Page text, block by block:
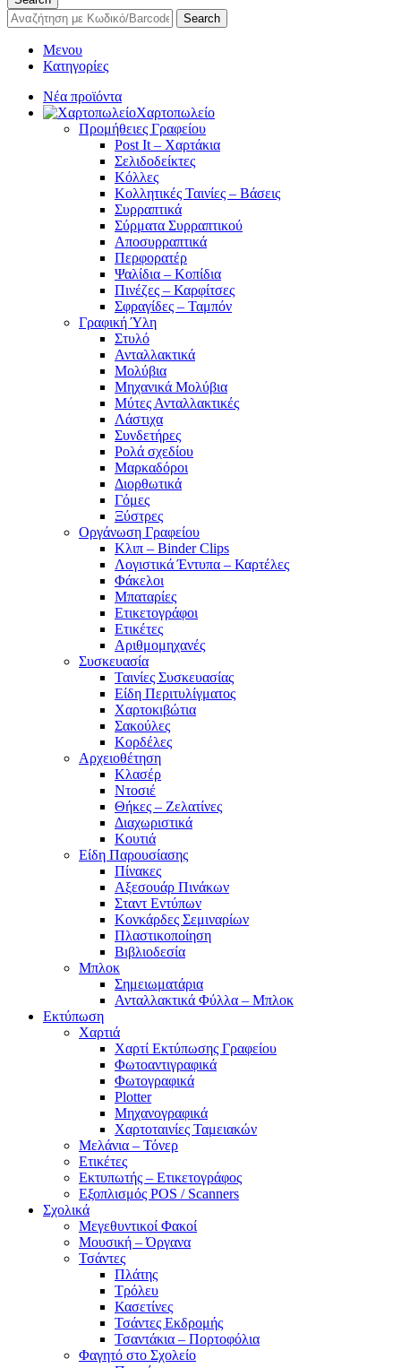
Search
Μενου
Κατηγορίες
Νέα προϊόντα
Χαρτοπωλείο
Προμήθειες Γραφείου
Post It – Χαρτάκια
Σελιδοδείκτες
Κόλλες
Κολλητικές Ταινίες – Βάσεις
Συρραπτικά
Σύρματα Συρραπτικού
Αποσυρραπτικά
Περφορατέρ
Ψαλίδια – Κοπίδια
Πινέζες – Καρφίτσες
Σφραγίδες – Ταμπόν
Γραφική Ύλη
Στυλό
Ανταλλακτικά
Μολύβια
Μηχανικά Μολύβια
Μύτες Ανταλλακτικές
Λάστιχα
Συνδετήρες
Ρολά σχεδίου
Μαρκαδόροι
Διορθωτικά
Γόμες
Ξύστρες
Οργάνωση Γραφείου
Κλιπ – Binder Clips
Λογιστικά Έντυπα – Καρτέλες
Φάκελοι
Μπαταρίες
Ετικετογράφοι
Ετικέτες
Αριθμομηχανές
Συσκευασία
Ταινίες Συσκευασίας
Είδη Περιτυλίγματος
Χαρτοκιβώτια
Σακούλες
Κορδέλες
Αρχειοθέτηση
Κλασέρ
Ντοσιέ
Θήκες – Ζελατίνες
Διαχωριστικά
Κουτιά
Είδη Παρουσίασης
Πίνακες
Αξεσουάρ Πινάκων
Σταντ Εντύπων
Κονκάρδες Σεμιναρίων
Πλαστικοποίηση
Βιβλιοδεσία
Μπλοκ
Σημειωματάρια
Ανταλλακτικά Φύλλα – Μπλοκ
Εκτύπωση
Χαρτιά
Χαρτί Εκτύπωσης Γραφείου
Φωτοαντιγραφικά
Φωτογραφικά
Plotter
Μηχανογραφικά
Χαρτοταινίες Ταμειακών
Μελάνια – Τόνερ
Ετικέτες
Εκτυπωτής – Ετικετογράφος
Εξοπλισμός POS / Scanners
Σχολικά
Μεγεθυντικοί Φακοί
Μουσική – Όργανα
Τσάντες
Πλάτης
Τρόλευ
Κασετίνες
Τσάντες Εκδρομής
Τσαντάκια – Πορτοφόλια
Φαγητό στο Σχολείο